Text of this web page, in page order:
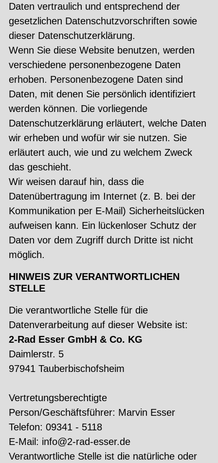
Daten vertraulich und entsprechend der
gesetzlichen Datenschutzvorschriften sowie
dieser Datenschutzerklärung.
Wenn Sie diese Website benutzen, werden
verschiedene personenbezogene Daten
erhoben. Personenbezogene Daten sind
Daten, mit denen Sie persönlich identifiziert
werden können. Die vorliegende
Datenschutzerklärung erläutert, welche Daten
wir erheben und wofür wir sie nutzen. Sie
erläutert auch, wie und zu welchem Zweck
das geschieht.
Wir weisen darauf hin, dass die
Datenübertragung im Internet (z. B. bei der
Kommunikation per E-Mail) Sicherheitslücken
aufweisen kann. Ein lückenloser Schutz der
Daten vor dem Zugriff durch Dritte ist nicht
möglich.
HINWEIS ZUR VERANTWORTLICHEN
STELLE
Die verantwortliche Stelle für die
Datenverarbeitung auf dieser Website ist:
2-Rad Esser GmbH & Co. KG
Daimlerstr. 5
97941 Tauberbischofsheim
Vertretungsberechtigte
Person/Geschäftsführer: Marvin Esser
Telefon: 09341 - 5118
E-Mail: info@2-rad-esser.de
Verantwortliche Stelle ist die natürliche oder